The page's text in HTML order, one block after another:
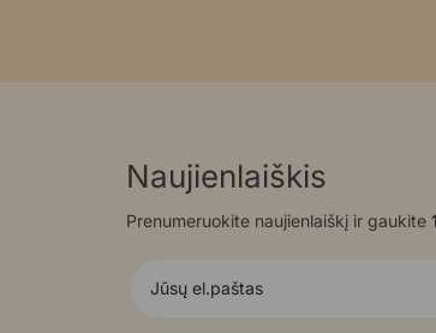
Naujienlaiškis
Prenumeruokite naujienlaiškį ir gaukite